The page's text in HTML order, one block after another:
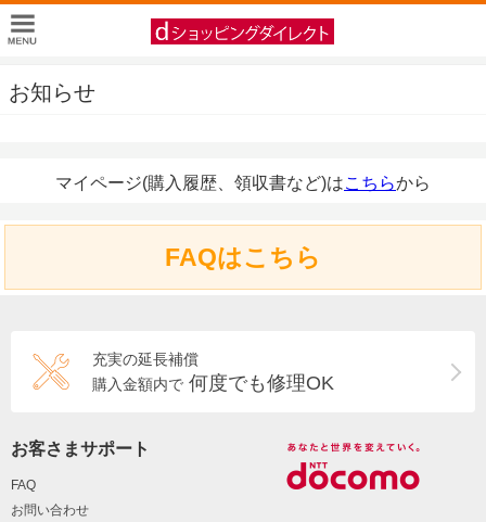
お知らせ
マイページ(購入履歴、領収書など)はこちらから
FAQはこちら
充実の延長補償
購入金額内で 何度でも修理OK
お客さまサポート
FAQ
お問い合わせ